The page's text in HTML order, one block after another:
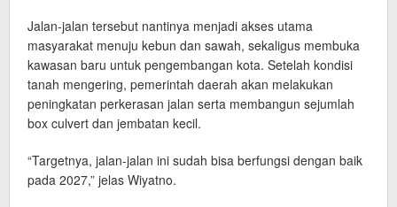
Jalan-jalan tersebut nantinya menjadi akses utama
masyarakat menuju kebun dan sawah, sekaligus membuka
kawasan baru untuk pengembangan kota. Setelah kondisi
tanah mengering, pemerintah daerah akan melakukan
peningkatan perkerasan jalan serta membangun sejumlah
box culvert dan jembatan kecil.
“Targetnya, jalan-jalan ini sudah bisa berfungsi dengan baik
pada 2027,” jelas Wiyatno.